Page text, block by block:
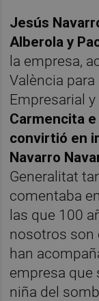
Jesús
Alberola y
la empresa,
València
Empresarial y
Carmencita
convirtió en
Navarro
Generalitat
comentaba
las que 100
nosotros son
han
empresa que
niña del